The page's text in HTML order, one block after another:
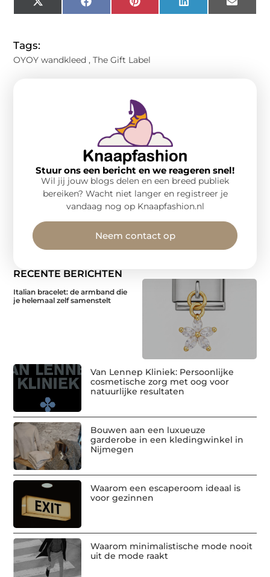
X
(Twitter)
FacebookPinterestLinkedInEmail
Tags:
OYOY wandkleed ,The Gift Label
RECENTE BERICHTEN
Italian bracelet: de armband die
je helemaal zelf samenstelt
Van Lennep Kliniek: Persoonlijke
cosmetische zorg met oog voor
natuurlijke resultaten
Bouwen aan een luxueuze
garderobe in een kledingwinkel in
Nijmegen
Waarom een escaperoom ideaal is
voor gezinnen
Waarom minimalistische mode nooit
uit de mode raakt
Stuur ons een bericht en we reageren snel!
Wil jij jouw blogs delen en een breed publiek
bereiken? Wacht niet langer en registreer je
vandaag nog op Knaapfashion.nl
Neem contact op